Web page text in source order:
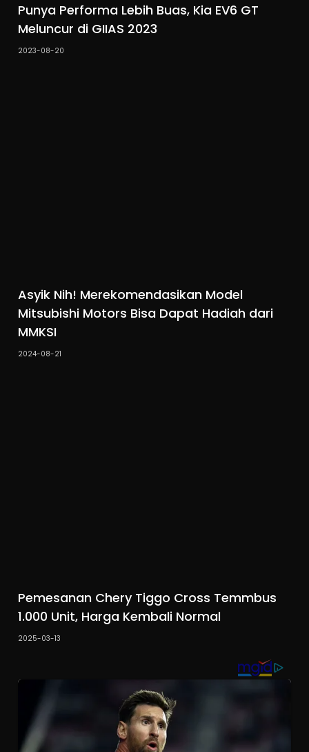
Punya Performa Lebih Buas, Kia EV6 GT
Meluncur di GIIAS 2023
2023-08-20
Asyik Nih! Merekomendasikan Model
Mitsubishi Motors Bisa Dapat Hadiah dari
MMKSI
2024-08-21
Pemesanan Chery Tiggo Cross Temmbus
1.000 Unit, Harga Kembali Normal
2025-03-13